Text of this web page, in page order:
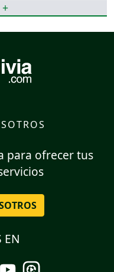
para ofrecer tus
EN